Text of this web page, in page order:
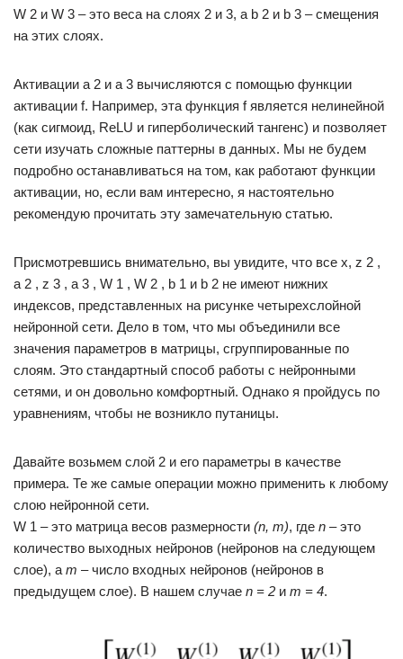
W 2 и W 3 – это веса на слоях 2 и 3, а b 2 и b 3 – смещения
на этих слоях.
Активации a 2 и a 3 вычисляются с помощью функции
активации f. Например, эта функция f является нелинейной
(как сигмоид, ReLU и гиперболический тангенс) и позволяет
сети изучать сложные паттерны в данных. Мы не будем
подробно останавливаться на том, как работают функции
активации, но, если вам интересно, я настоятельно
рекомендую прочитать эту замечательную статью.
Присмотревшись внимательно, вы увидите, что все x, z 2 ,
a 2 , z 3 , a 3 , W 1 , W 2 , b 1 и b 2 не имеют нижних
индексов, представленных на рисунке четырехслойной
нейронной сети. Дело в том, что мы объединили все
значения параметров в матрицы, сгруппированные по
слоям. Это стандартный способ работы с нейронными
сетями, и он довольно комфортный. Однако я пройдусь по
уравнениям, чтобы не возникло путаницы.
Давайте возьмем слой 2 и его параметры в качестве
примера. Те же самые операции можно применить к любому
слою нейронной сети.
W 1 – это матрица весов размерности (n, m), где n – это
количество выходных нейронов (нейронов на следующем
слое), а m – число входных нейронов (нейронов в
предыдущем слое). В нашем случае n = 2 и m = 4.